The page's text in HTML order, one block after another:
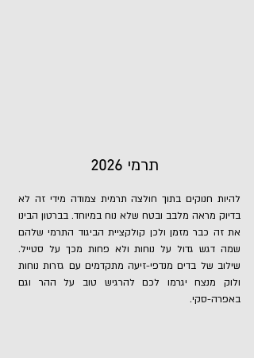
תרמי 2026
להיות חנוקים בתוך חולצה תרמית צמודה מידי זה לא
בדיוק מראה מלבב ובטח שלא נוח במיוחד. בברטון הבינו
את זה כבר מזמן ולכן קולקציית הביגוד התרמי שלהם
שמה דגש גדול על נוחות ולא פחות מכך על סטייל.
שילוב של בדים מנדפי-זיעה מתקדמים עם גזרות נוחות
ולוק מנצח יגרמו לכם להרגיש טוב על ההר וגם
באפרה-סקי.
Women's Midweight Base Layer Crewneck
Women's Midweight Base
Women's